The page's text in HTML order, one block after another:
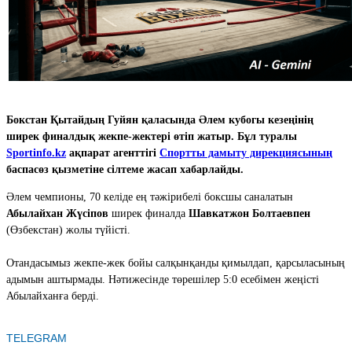
Бокстан Қытайдың Гуйян қаласында Әлем кубогы кезеңінің
ширек финалдық жекпе-жектері өтіп жатыр. Бұл туралы
Sportinfo.kz ақпарат агенттігі Спортты дамыту дирекциясының
баспасөз қызметіне сілтеме жасап хабарлайды.
Әлем чемпионы, 70 келіде ең тәжірибелі боксшы саналатын
Абылайхан Жүсіпов ширек финалда Шавкатжон Болтаевпен
(Өзбекстан) жолы түйісті.
Отандасымыз жекпе-жек бойы салқынқанды қимылдап, қарсыласының
адымын аштырмады. Нәтижесінде төрешілер 5:0 есебімен жеңісті
Абылайханға берді.
TELEGRAM